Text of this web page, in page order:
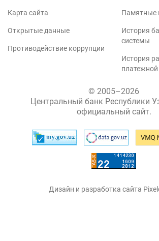
Карта сайта
Открытые данные
Противодействие коррупции
Памятные
История
системы
История
© 2005–2026
Центральный банк Республики
официальный сайт.
Дизайн и разработка сайта